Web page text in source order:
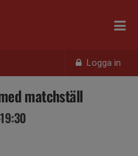
Logga in
matchställ